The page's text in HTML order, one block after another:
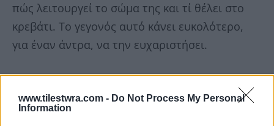
www.tilestwra.com - Do Not Process My Personal
Information
πώς λειτουργεί το σώμα της και τί θέλει στο
κρεβάτι. Το γεγονός αυτό κάνει ευκολότερο,
για έναν άντρα, να την ευχαριστήσει.
σώμα.